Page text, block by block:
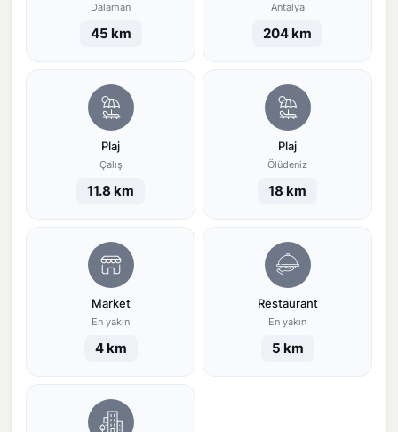
Dalaman
45 km
Antalya
204 km
Plaj
Çalış
11.8 km
Plaj
Ölüdeniz
18 km
Market
En yakın
4 km
Restaurant
En yakın
5 km